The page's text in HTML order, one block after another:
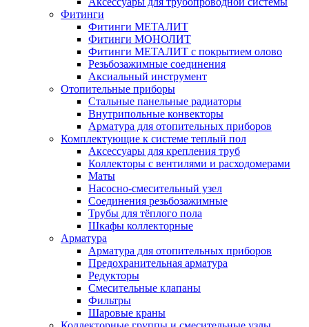
Фитинги
Фитинги МЕТАЛИТ
Фитинги МОНОЛИТ
Фитинги МЕТАЛИТ с покрытием олово
Резьбозажимные соединения
Аксиальный инструмент
Отопительные приборы
Стальные панельные радиаторы
Внутрипольные конвекторы
Арматура для отопительных приборов
Комплектующие к системе теплый пол
Аксессуары для крепления труб
Коллекторы с вентилями и расходомерами
Маты
Насосно-смесительный узел
Соединения резьбозажимные
Трубы для тёплого пола
Шкафы коллекторные
Арматура
Арматура для отопительных приборов
Предохранительная арматура
Редукторы
Смесительные клапаны
Фильтры
Шаровые краны